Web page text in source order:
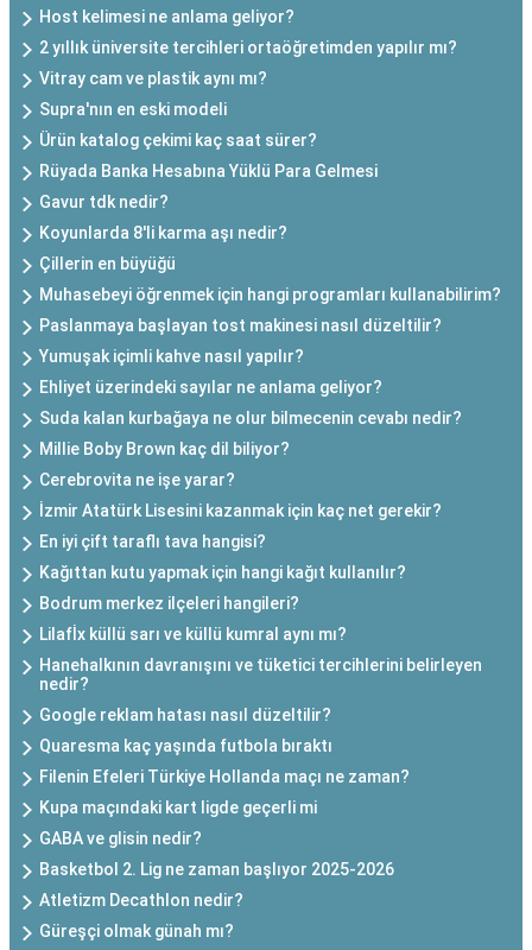
Host kelimesi ne anlama geliyor?
2 yıllık üniversite tercihleri ortaöğretimden yapılır mı?
Vitray cam ve plastik aynı mı?
Supra'nın en eski modeli
Ürün katalog çekimi kaç saat sürer?
Rüyada Banka Hesabına Yüklü Para Gelmesi
Gavur tdk nedir?
Koyunlarda 8'li karma aşı nedir?
Çillerin en büyüğü
Muhasebeyi öğrenmek için hangi programları kullanabilirim?
Paslanmaya başlayan tost makinesi nasıl düzeltilir?
Yumuşak içimli kahve nasıl yapılır?
Ehliyet üzerindeki sayılar ne anlama geliyor?
Suda kalan kurbağaya ne olur bilmecenin cevabı nedir?
Millie Boby Brown kaç dil biliyor?
Cerebrovita ne işe yarar?
İzmir Atatürk Lisesini kazanmak için kaç net gerekir?
En iyi çift taraflı tava hangisi?
Kağıttan kutu yapmak için hangi kağıt kullanılır?
Bodrum merkez ilçeleri hangileri?
Lilafİx küllü sarı ve küllü kumral aynı mı?
Hanehalkının davranışını ve tüketici tercihlerini belirleyen
nedir?
Google reklam hatası nasıl düzeltilir?
Quaresma kaç yaşında futbola bıraktı
Filenin Efeleri Türkiye Hollanda maçı ne zaman?
Kupa maçındaki kart ligde geçerli mi
GABA ve glisin nedir?
Basketbol 2. Lig ne zaman başlıyor 2025-2026
Atletizm Decathlon nedir?
Güreşçi olmak günah mı?